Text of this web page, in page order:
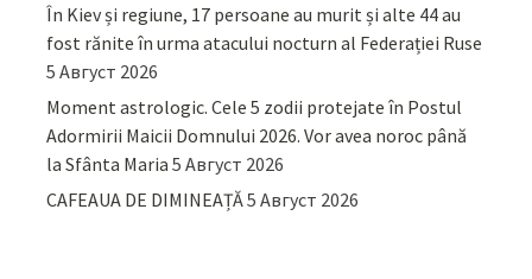
În Kiev și regiune, 17 persoane au murit și alte 44 au
fost rănite în urma atacului nocturn al Federației Ruse
5 Август 2026
Moment astrologic. Cele 5 zodii protejate în Postul
Adormirii Maicii Domnului 2026. Vor avea noroc până
la Sfânta Maria 5 Август 2026
CAFEAUA DE DIMINEAȚĂ5 Август 2026